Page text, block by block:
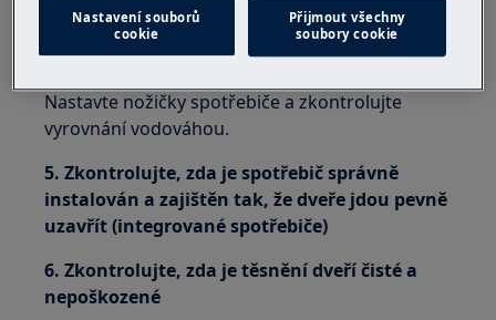
ventilátor funguje a zda se nezastaví příliš brzy.
4. Spotřebič musí stát rovně
Nastavte nožičky spotřebiče a zkontrolujte
vyrovnání vodováhou.
5. Zkontrolujte, zda je spotřebič správně
instalován a zajištěn tak, že dveře jdou pevně
uzavřít (integrované spotřebiče)
6. Zkontrolujte, zda je těsnění dveří čisté a
nepoškozené
Nastavení souborů
cookie
Přijmout všechny
soubory cookie